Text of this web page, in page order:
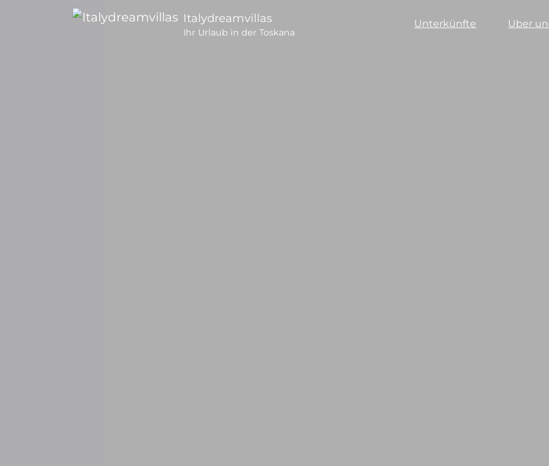
Italydreamvillas
Ihr Urlaub in der Toskana
Unterkünfte Uber